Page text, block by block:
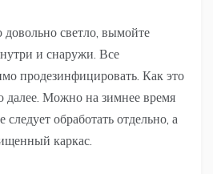
светло, вымойте
и снаружи. Все
продезинфицировать. Как это
далее. Можно на зимнее время
следует обработать отдельно, а
каркас.